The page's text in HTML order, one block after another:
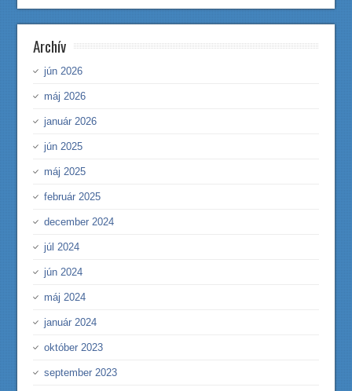
Archív
jún 2026
máj 2026
január 2026
jún 2025
máj 2025
február 2025
december 2024
júl 2024
jún 2024
máj 2024
január 2024
október 2023
september 2023